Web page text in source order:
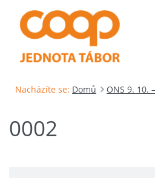
Nacházíte se: Domů ONS 9. 10.
0002